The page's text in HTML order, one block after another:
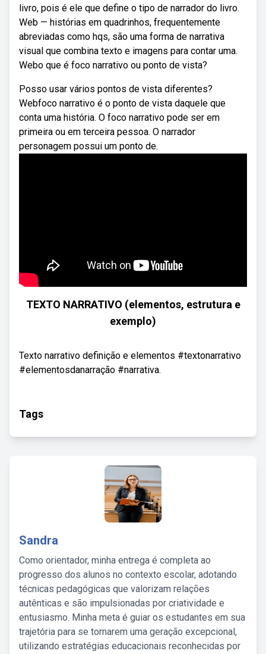
livro, pois é ele que define o tipo de narrador do livro.
Web — histórias em quadrinhos, frequentemente
abreviadas como hqs, são uma forma de narrativa
visual que combina texto e imagens para contar uma.
Webo que é foco narrativo ou ponto de vista?
Posso usar vários pontos de vista diferentes?
Webfoco narrativo é o ponto de vista daquele que
conta uma história. O foco narrativo pode ser em
primeira ou em terceira pessoa. O narrador
personagem possui um ponto de.
TEXTO NARRATIVO (elementos, estrutura e
exemplo)
Texto narrativo definição e elementos #textonarrativo
#elementosdanarração #narrativa.
Tags
Sandra
Como orientador, minha entrega é completa ao
progresso dos alunos no contexto escolar, adotando
técnicas pedagógicas que valorizam relações
autênticas e são impulsionadas por criatividade e
entusiasmo. Minha meta é guiar os estudantes em sua
trajetória para se tornarem uma geração excepcional,
utilizando estratégias educacionais reconhecidas por